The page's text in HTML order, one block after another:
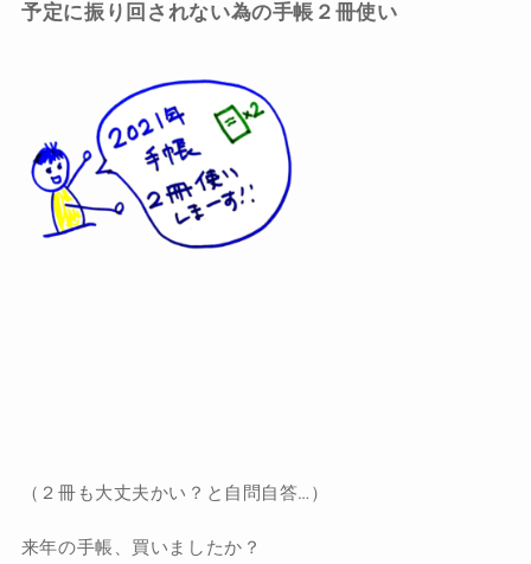
予定に振り回されない為の手帳２冊使い
（２冊も大丈夫かい？と自問自答…）
来年の手帳、買いましたか？